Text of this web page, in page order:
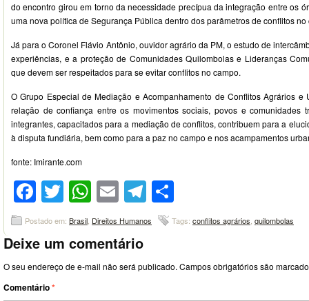
do encontro girou em torno da necessidade precípua da integração entre os
uma nova política de Segurança Pública dentro dos parâmetros de conflitos no
Já para o Coronel Flávio Antônio, ouvidor agrário da PM, o estudo de
experiências, e a proteção de Comunidades Quilombolas e Lideranças
que devem ser respeitados para se evitar conflitos no campo.
O Grupo Especial de Mediação e Acompanhamento de Conflitos Agrários e
relação de confiança entre os movimentos sociais, povos e comunidades
integrantes, capacitados para a mediação de conflitos, contribuem para a
à disputa fundiária, bem como para a paz no campo e nos acampamentos
fonte: Imirante.com
Facebook
Twitter
WhatsApp
EmailTelegram
Postado em: Brasil Direitos Humanos Tags: conflitos agrários quilombolas
Deixe um comentário
O seu endereço de e-mail não será publicado. Campos obrigatórios são
Comentário*